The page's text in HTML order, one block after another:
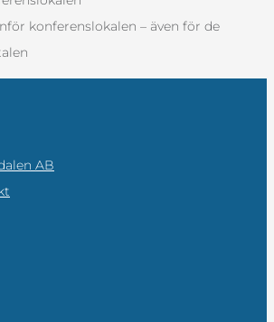
konferenslokalen – även för de
AB